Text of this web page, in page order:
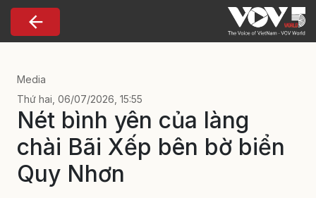
Nhảy đến nội dung
Media
Thứ hai, 06/07/2026, 15:55
Nét bình yên của làng
chài Bãi Xếp bên bờ biển
Quy Nhơn